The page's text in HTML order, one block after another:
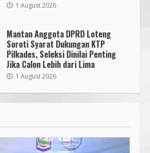
1 August 2026
Mantan Anggota DPRD Loteng
Soroti Syarat Dukungan KTP
Pilkades, Seleksi Dinilai Penting
Jika Calon Lebih dari Lima
1 August 2026